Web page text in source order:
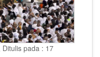
Ditulis pada : 17